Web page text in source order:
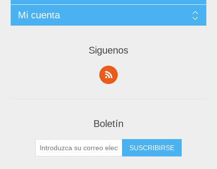
Mi cuenta
Siguenos
Boletín